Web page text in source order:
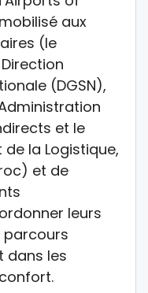
aux
(le
(DGSN),
et le
la Logistique,
et de
leurs
parcours
dans les